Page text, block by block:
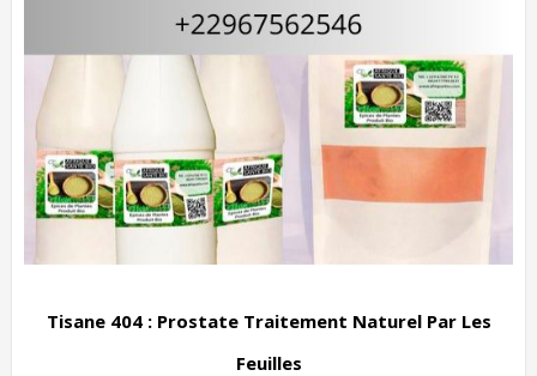
Tisane 404 : Prostate Traitement Naturel Par Les
Feuilles